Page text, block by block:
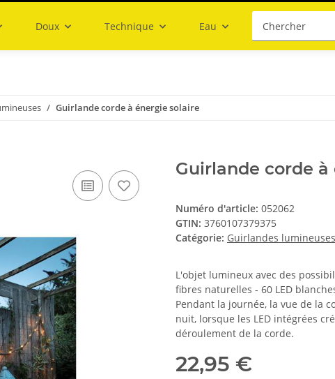
Doux Technique Eau
Guirlande corde à énergie solaire
Guirlande corde
Numéro d'article: 052062
GTIN: 3760107379375
Catégorie: Guirlandes lumineuses
L'objet lumineux avec des
fibres naturelles - 60 LED
Pendant la journée, la vue de la
nuit, lorsque les LED intégrées
déroulement de la corde.
22,95 €